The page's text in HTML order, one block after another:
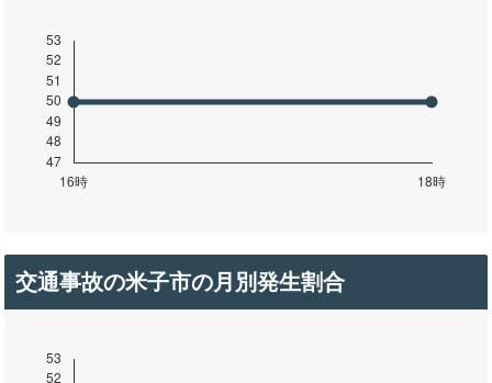
交通事故の米子市の月別発生割合